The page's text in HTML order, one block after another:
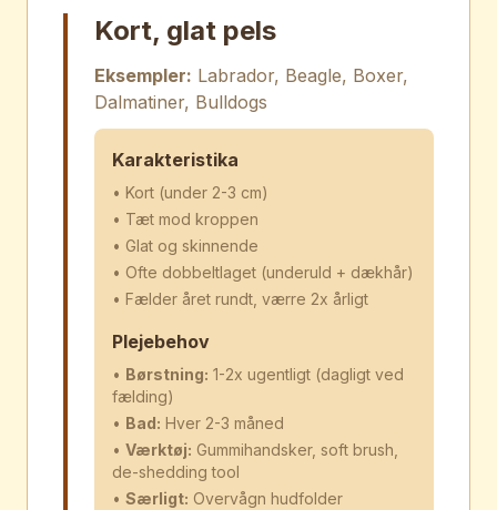
Kort, glat pels
Eksempler: Labrador, Beagle, Boxer,
Dalmatiner, Bulldogs
Karakteristika
• Kort (under 2-3 cm)
• Tæt mod kroppen
• Glat og skinnende
• Ofte dobbeltlaget (underuld + dækhår)
• Fælder året rundt, værre 2x årligt
Plejebehov
• Børstning: 1-2x ugentligt (dagligt ved
fælding)
• Bad: Hver 2-3 måned
• Værktøj: Gummihandsker, soft brush,
de-shedding tool
• Særligt: Overvågn hudfolder